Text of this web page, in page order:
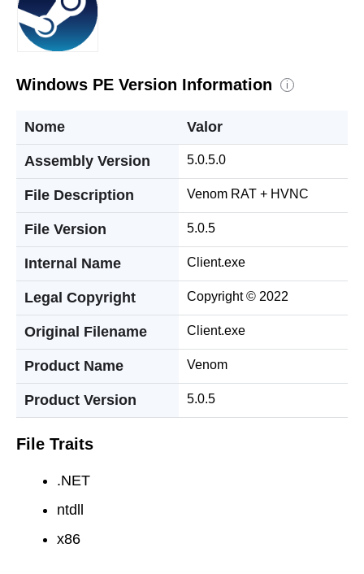
Windows PE Version Information i
Nome Valor
Assembly Version 5.0.5.0
File Description Venom RAT + HVNC
File Version 5.0.5
Internal Name Client.exe
Legal Copyright Copyright © 2022
Original Filename Client.exe
Product Name Venom
Product Version 5.0.5
File Traits
.NET
ntdll
x86